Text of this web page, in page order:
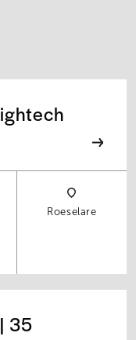
Roeselare
35